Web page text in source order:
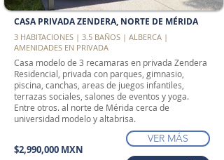
CASA PRIVADA ZENDERA, NORTE DE MÉRIDA
3 HABITACIONES | 3.5 BAÑOS | ALBERCA |
AMENIDADES EN PRIVADA
Casa modelo de 3 recamaras en privada Zendera
Residencial, privada con parques, gimnasio,
piscina, canchas, areas de juegos infantiles,
terrazas sociales, salones de eventos y yoga.
Entre otros. al norte de Mérida cerca de
universidad modelo y altabrisa.
$2,990,000 MXN
VER MÁS